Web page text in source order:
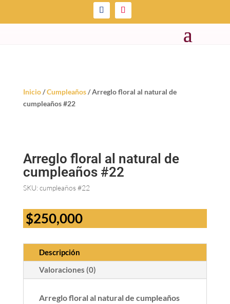
Inicio/Cumpleaños/ Arreglo floral al natural de
cumpleaños #22
Arreglo floral al natural de
cumpleaños #22
SKU:cumpleaños #22
$250,000
Descripción
Valoraciones (0)
Arreglo floral al natural de cumpleaños